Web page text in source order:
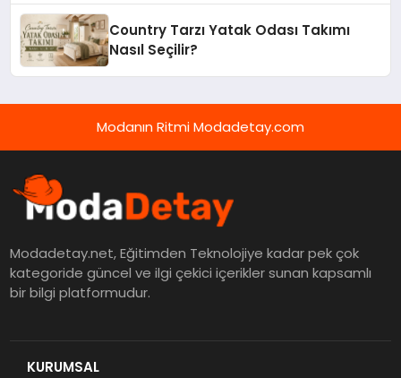
Country Tarzı Yatak Odası Takımı
Nasıl Seçilir?
Modanın Ritmi Modadetay.com
Modadetay.net, Eğitimden Teknolojiye kadar pek çok
kategoride güncel ve ilgi çekici içerikler sunan kapsamlı
bir bilgi platformudur.
KURUMSAL